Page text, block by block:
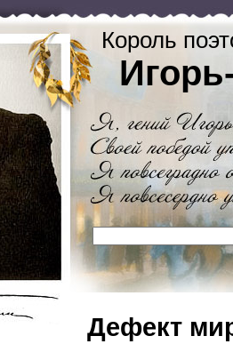
Король
Дефект